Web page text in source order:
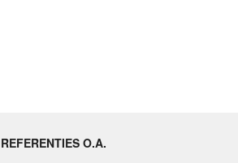
REFERENTIES O.A.